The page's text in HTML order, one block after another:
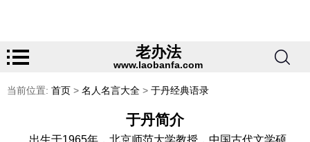
老办法
www.laobanfa.com
当前位置: 首页 > 名人名言大全 > 于丹经典语录
于丹简介
出生于1965年，北京师范大学教授，中国古代文学硕